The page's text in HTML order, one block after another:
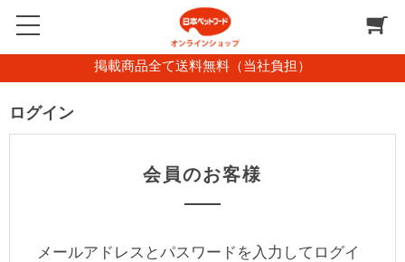
掲載商品全て送料無料（当社負担）
ログイン
会員のお客様
メールアドレスとパスワードを入力してログイ